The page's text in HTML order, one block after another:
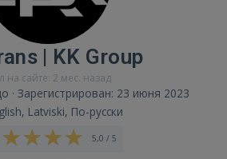
| KK Group
на сайте: 2 мес. назад
· Зарегистрирован: 23 июня 2023
Latviski, По-русски
5,0 / 5